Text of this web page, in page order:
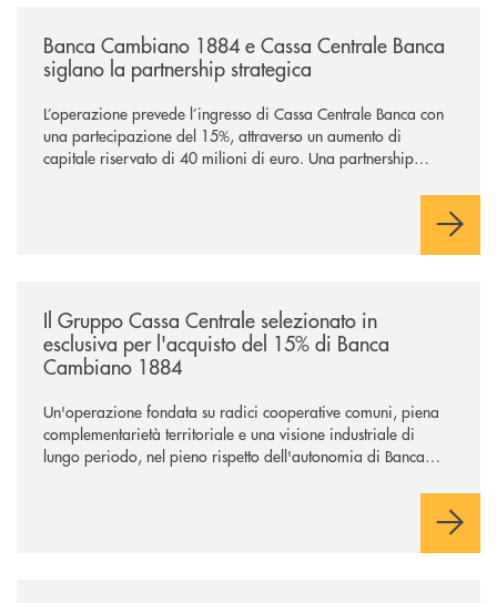
Banca Cambiano 1884 e Cassa Centrale Banca
siglano la partnership strategica
L’operazione prevede l’ingresso di Cassa Centrale Banca con
una partecipazione del 15%, attraverso un aumento di
capitale riservato di 40 milioni di euro. Una partnership
comuni e sulla prossimità ai territori, per ampliare l’offerta e
Il Gruppo Cassa Centrale selezionato in
esclusiva per l'acquisto del 15% di Banca
Cambiano 1884
Un'operazione fondata su radici cooperative comuni, piena
complementarietà territoriale e una visione industriale di
lungo periodo, nel pieno rispetto dell'autonomia di Banca
negoziazione esclusiva per la finalizzazione dell’operazione.